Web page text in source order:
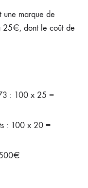
une marque de
25€, dont le coût de
: 100 x 25 =
: 100 x 20 =